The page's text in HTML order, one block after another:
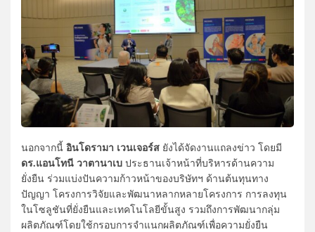
นอกจากนี้ อินโดรามา เวนเจอร์ส ยังได้จัดงานแถลงข่าว โดยมี
ดร.แอนโทนี วาตานาเบ ประธานเจ้าหน้าที่บริหารด้านความ
ยั่งยืน ร่วมแบ่งปันความก้าวหน้าของบริษัทฯ ด้านต้นทุนทาง
ปัญญา โครงการวิจัยและพัฒนาหลากหลายโครงการ การลงทุน
ในโซลูชันที่ยั่งยืนและเทคโนโลยีขั้นสูง รวมถึงการพัฒนากลุ่ม
ผลิตภัณฑ์โดยใช้กรอบการจำแนกผลิตภัณฑ์เพื่อความยั่งยืน